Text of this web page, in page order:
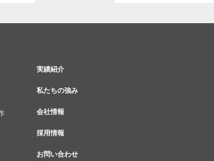
実績紹介
私たちの強み
会社情報
採用情報
お問い合わせ